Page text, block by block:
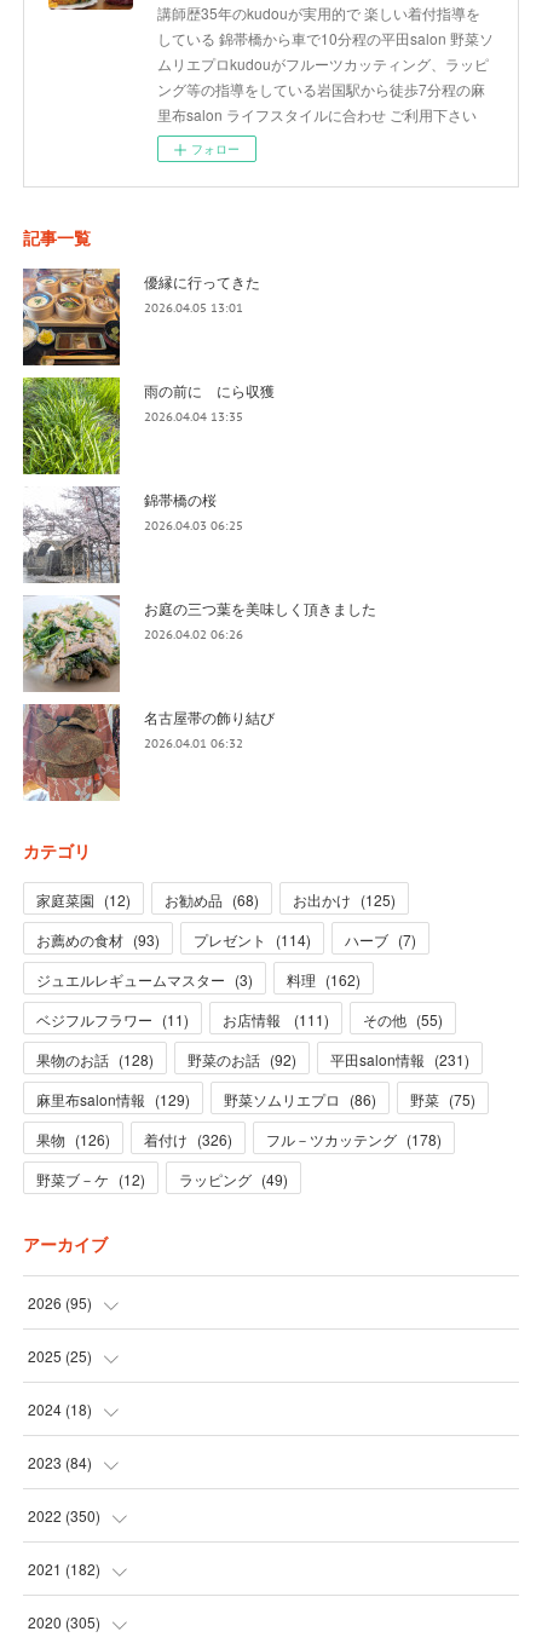
講師歴35年のkudouが実用的で 楽しい着付指導を
している 錦帯橋から車で10分程の平田salon 野菜ソ
ムリエプロkudouがフルーツカッティング、ラッピ
ング等の指導をしている岩国駅から徒歩7分程の麻
里布salon ライフスタイルに合わせ ご利用下さい
フォロー
記事一覧
優縁に行ってきた
2026.04.05 13:01
雨の前に にら収獲
2026.04.04 13:35
錦帯橋の桜
2026.04.03 06:25
お庭の三つ葉を美味しく頂きました
2026.04.02 06:26
名古屋帯の飾り結び
2026.04.01 06:32
カテゴリ
家庭菜園 (12) お勧め品 (68) お出かけ (125)
お薦めの食材 (93) プレゼント (114) ハーブ (7)
ジュエルレギュームマスター (3) 料理 (162)
ベジフルフラワー (11) お店情報 (111) その他 (55)
果物のお話 (128) 野菜のお話 (92) 平田salon情報 (231)
麻里布salon情報 (129) 野菜ソムリエプロ (86) 野菜 (75)
果物 (126) 着付け (326) フル－ツカッテング (178)
野菜ブ－ケ (12) ラッピング (49)
アーカイブ
2026 (95)
(5
(31 )
(28
(31
2025 (25)
(3
(19 )
(1)
(1)
2024(18)
(1
(12
(2)
(1)
2023 (84)
(1)
(24
(24
2022 (350)
(16
(30
2021 (182)
(25
2020 (305)